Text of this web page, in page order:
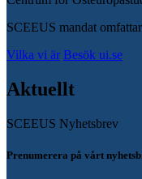
SCEEUS mandat
Vilka vi är Besök ui.se
Aktuellt
SCEEUS Nyhetsbrev
Prenumerera på vårt